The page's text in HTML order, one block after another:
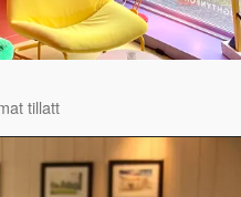
tillatt